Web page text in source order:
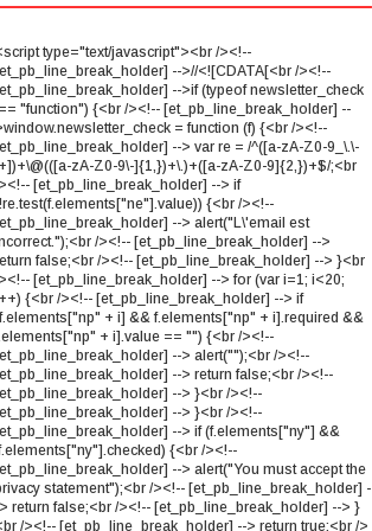
type="text/javascript"><br /><!--
-->//<![CDATA[<br /><!--
-->if (typeof newsletter_check
"function") {<br /><!-- [et_pb_line_break_holder] --
= function (f) {<br /><!--
--> var re = /^([a-zA-Z0-9_\.\-
zA-Z0-9\-]{1,})+\.)+([a-zA-Z0-9]{2,})+$/;<br
[et_pb_line_break_holder] --> if
{<br /><!--
--> alert("L\'email est
/><!-- [et_pb_line_break_holder] -->
false;<br /><!-- [et_pb_line_break_holder] --> }<br
[et_pb_line_break_holder] --> for (var i=1; i<20;
{<br /><!-- [et_pb_line_break_holder] --> if
+ i] && f.elements["np" + i].required &&
+ i].value == "") {<br /><!--
--> alert("");<br /><!--
--> return false;<br /><!--
--> }<br /><!--
--> }<br /><!--
--> if (f.elements["ny"] &&
{<br /><!--
--> alert("You must accept the
statement");<br /><!-- [et_pb_line_break_holder] -
return false;<br /><!-- [et_pb_line_break_holder] --> }
/><!-- [et_pb_line_break_holder] --> return true;<br />